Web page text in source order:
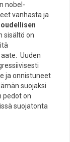
nobel-
vanhasta ja
sisältö on
Uuden
ja onnistuneet
suojaksi
pedot on
suojatonta